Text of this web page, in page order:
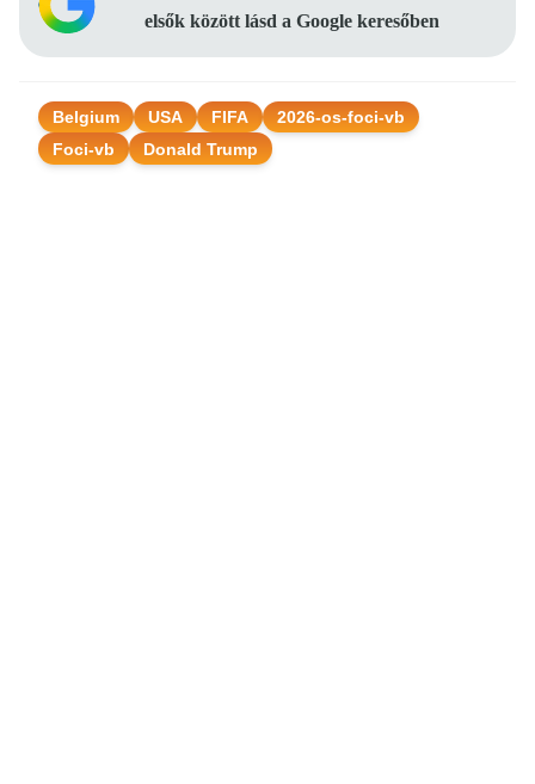
elsők között lásd a Google keresőben
Belgium USA FIFA
2026-os-foci-vb
Foci-vb
Donald Trump